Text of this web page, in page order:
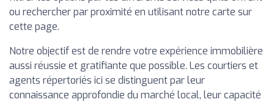
ou rechercher par proximité en utilisant notre carte sur
cette page.
Notre objectif est de rendre votre expérience immobilière
aussi réussie et gratifiante que possible. Les courtiers et
agents répertoriés ici se distinguent par leur
connaissance approfondie du marché local, leur capacité